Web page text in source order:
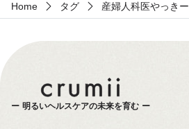
Home タグ 産婦人科医やっきー
明るいヘルスケアの未来を育む